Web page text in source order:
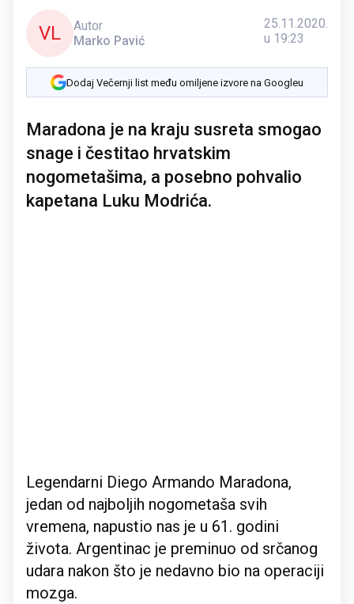
VL
Autor
Marko Pavić
25.11.2020.
u 19:23
Dodaj Večernji list među omiljene izvore na Googleu
Maradona je na kraju susreta smogao
snage i čestitao hrvatskim
nogometašima, a posebno pohvalio
kapetana Luku Modrića.
Legendarni Diego Armando Maradona,
jedan od najboljih nogometaša svih
vremena, napustio nas je u 61. godini
života. Argentinac je preminuo od srčanog
udara nakon što je nedavno bio na operaciji
mozga.